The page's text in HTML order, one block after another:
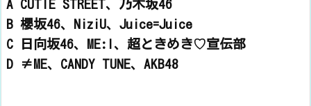
A CUTIE STREET、乃木坂46
B 櫻坂46、NiziU、Juice=Juice
C 日向坂46、ME:I、超ときめき♡宣伝部
D ≠ME、CANDY TUNE、AKB48